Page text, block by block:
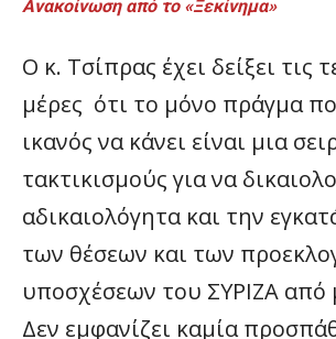
Ανακοίνωση από το «Ξεκίνημα»
Ο κ. Τσίπρας έχει δείξει τις
μέρες ότι το μόνο πράγμα
ικανός να κάνει είναι μια
τακτικισμούς για να
αδικαιολόγητα και την
των θέσεων και των
υποσχέσεων του ΣΥΡΙΖΑ από
Δεν εμφανίζει καμία